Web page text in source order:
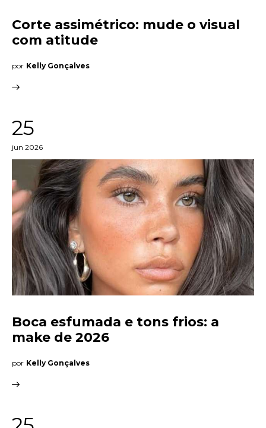
Entrevista
Web stories
Quem somos
Contato
Corte assimétrico: mude o visual
com atitude
por Kelly Gonçalves
25
jun 2026
Boca esfumada e tons frios: a
make de 2026
por Kelly Gonçalves